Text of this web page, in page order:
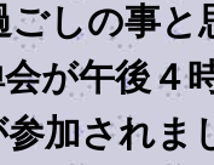
ごしの事
が午後４
加されま